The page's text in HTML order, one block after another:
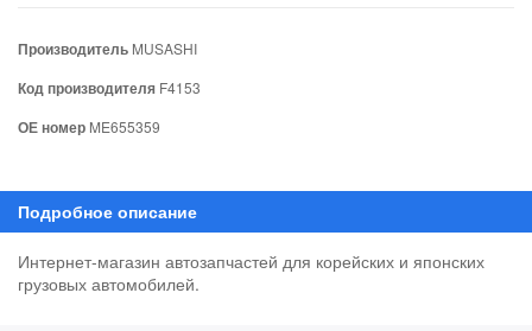
Производитель MUSASHI
Код производителя F4153
ОЕ номер ME655359
Интернет-магазин автозапчастей для корейских и японских
грузовых автомобилей.